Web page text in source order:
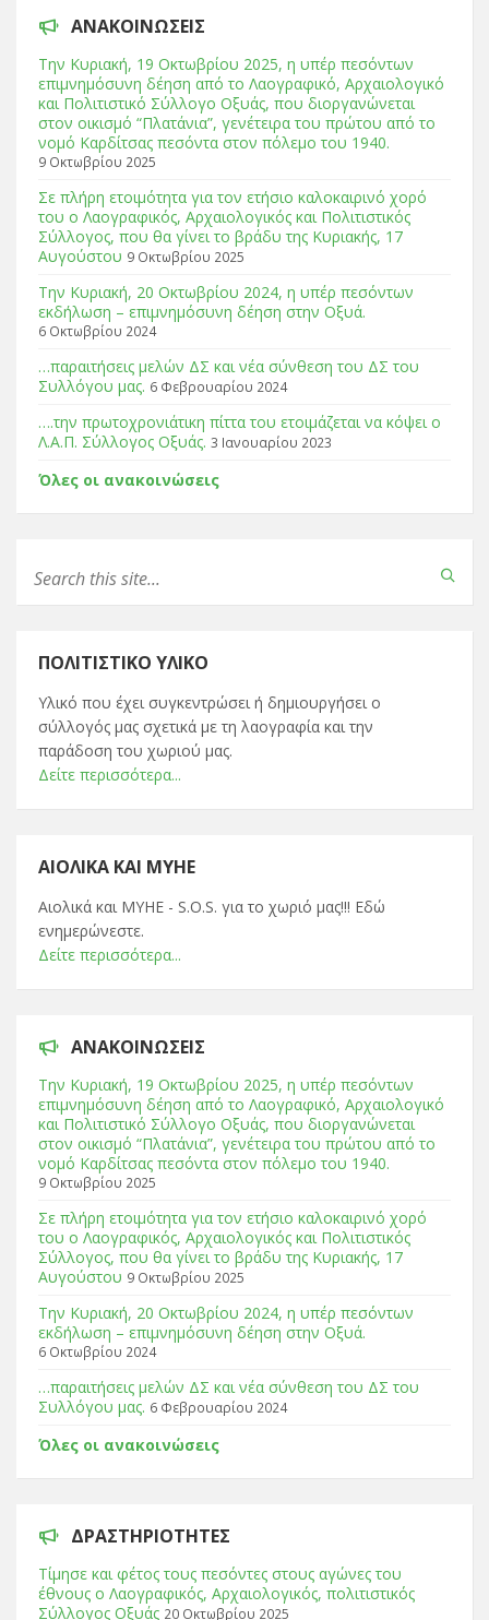
ΑΝΑΚΟΙΝΩΣΕΙΣ
Tην Κυριακή, 19 Οκτωβρίου 2025, η υπέρ πεσόντων
επιμνημόσυνη δέηση από το Λαογραφικό, Αρχαιολογικό
και Πολιτιστικό Σύλλογο Οξυάς, που διοργανώνεται
στον οικισμό “Πλατάνια”, γενέτειρα του πρώτου από το
νομό Καρδίτσας πεσόντα στον πόλεμο του 1940.
9 Οκτωβρίου 2025
Σε πλήρη ετοιμότητα για τον ετήσιο καλοκαιρινό χορό
του ο Λαογραφικός, Αρχαιολογικός και Πολιτιστικός
Σύλλογος, που θα γίνει το βράδυ της Κυριακής, 17
Αυγούστου 9 Οκτωβρίου 2025
Tην Κυριακή, 20 Οκτωβρίου 2024, η υπέρ πεσόντων
εκδήλωση – επιμνημόσυνη δέηση στην Οξυά.
6 Οκτωβρίου 2024
…παραιτήσεις μελών ΔΣ και νέα σύνθεση του ΔΣ του
Συλλόγου μας. 6 Φεβρουαρίου 2024
….την πρωτοχρονιάτικη πίττα του ετοιμάζεται να κόψει ο
Λ.Α.Π. Σύλλογος Οξυάς. 3 Ιανουαρίου 2023
Όλες οι ανακοινώσεις
ΠΟΛΙΤΙΣΤΙΚΌ ΥΛΙΚΌ
Υλικό που έχει συγκεντρώσει ή δημιουργήσει ο
σύλλογός μας σχετικά με τη λαογραφία και την
παράδοση του χωριού μας.
Δείτε περισσότερα...
ΑΙΟΛΙΚΆ ΚΑΙ ΜΥΗΕ
Αιολικά και ΜΥΗΕ - S.O.S. για το χωριό μας!!! Εδώ
ενημερώνεστε.
Δείτε περισσότερα...
ΑΝΑΚΟΙΝΏΣΕΙΣ
Tην Κυριακή, 19 Οκτωβρίου 2025, η υπέρ πεσόντων
επιμνημόσυνη δέηση από το Λαογραφικό, Αρχαιολογικό
και Πολιτιστικό Σύλλογο Οξυάς, που διοργανώνεται
στον οικισμό “Πλατάνια”, γενέτειρα του πρώτου από το
νομό Καρδίτσας πεσόντα στον πόλεμο του 1940.
9 Οκτωβρίου 2025
Σε πλήρη ετοιμότητα για τον ετήσιο καλοκαιρινό χορό
του ο Λαογραφικός, Αρχαιολογικός και Πολιτιστικός
Σύλλογος, που θα γίνει το βράδυ της Κυριακής, 17
Αυγούστου 9 Οκτωβρίου 2025
Tην Κυριακή, 20 Οκτωβρίου 2024, η υπέρ πεσόντων
εκδήλωση – επιμνημόσυνη δέηση στην Οξυά.
6 Οκτωβρίου 2024
…παραιτήσεις μελών ΔΣ και νέα σύνθεση του ΔΣ του
Συλλόγου μας. 6 Φεβρουαρίου 2024
Όλες οι ανακοινώσεις
ΔΡΑΣΤΗΡΙΌΤΗΤΕΣ
Τίμησε και φέτος τους πεσόντες στους αγώνες του
έθνους ο Λαογραφικός, Αρχαιολογικός, πολιτιστικός
Σύλλογος Οξυάς 20 Οκτωβρίου 2025